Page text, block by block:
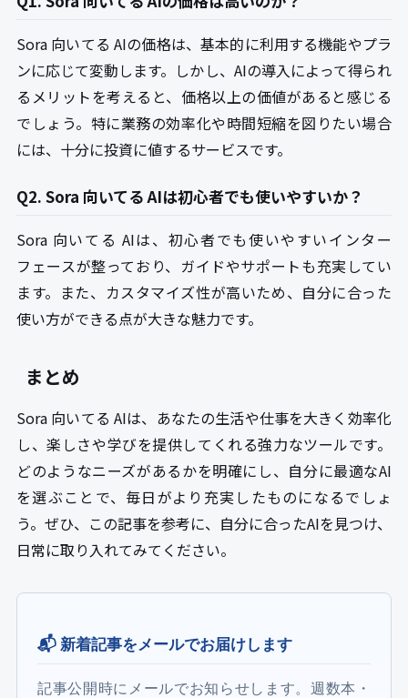
Sora 向いてる AIの価格は、基本的に利用する機能やプラ
ンに応じて変動します。しかし、AIの導入によって得られ
るメリットを考えると、価格以上の価値があると感じる
でしょう。特に業務の効率化や時間短縮を図りたい場合
には、十分に投資に値するサービスです。
Q2. Sora 向いてる AIは初心者でも使いやすいか？
Sora 向いてる AIは、初心者でも使いやすいインター
フェースが整っており、ガイドやサポートも充実してい
ます。また、カスタマイズ性が高いため、自分に合った
使い方ができる点が大きな魅力です。
まとめ
Sora 向いてる AIは、あなたの生活や仕事を大きく効率化
し、楽しさや学びを提供してくれる強力なツールです。
どのようなニーズがあるかを明確にし、自分に最適なAI
を選ぶことで、毎日がより充実したものになるでしょ
う。ぜひ、この記事を参考に、自分に合ったAIを見つけ、
日常に取り入れてみてください。
📬 新着記事をメールでお届けします
記事公開時にメールでお知らせします。週数本・